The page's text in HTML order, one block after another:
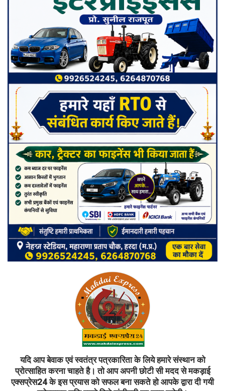
यदि आप बेवाक एवं स्वतंत्र पत्रकारिता के लिये हमारे संस्थान को
प्रोत्साहित करना चाहते है। तो आप अपनी छोटी सी मदद से मकड़ाई
एक्सप्रेस24 के इस प्रयास को सफल बना सकते हो आपके द्वारा दी गयी